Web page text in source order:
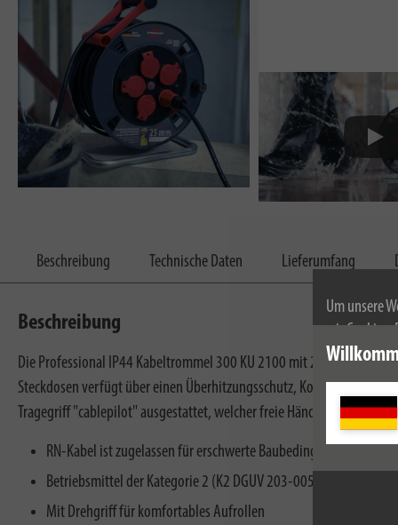
Um unsere
wir Cookies.
Weitere
Beschreibung Technische Daten Lieferumfang
Beschreibung
Die Professional IP44 Kabeltrommel 300 KU 2100 mit 25m
Steckdosen verfügt über einen Überhitzungsschutz, Kontroll-
Tragegriff "cablepilot" ausgestattet, welcher freie Hände beim
RN-Kabel ist zugelassen für erschwerte Baubedingungen nach
Betriebsmittel der Kategorie 2 (K2 DGUV 203-005): Einsatz für
Mit Drehgriff für komfortables Aufrollen